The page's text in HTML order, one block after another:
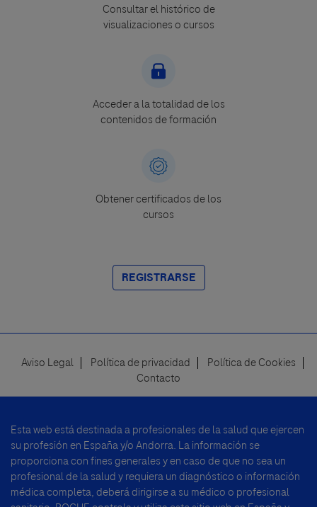
Consultar el histórico de
visualizaciones o cursos
Acceder a la totalidad de los
contenidos de formación
Obtener certificados de los
cursos
REGISTRARSE
Aviso Legal Política de privacidad
Política de Cookies
Contacto
Esta web está destinada a profesionales de la salud que ejercen
su profesión en España y/o Andorra. La información se
proporciona con fines generales y en caso de que no sea un
profesional de la salud y requiera un diagnóstico o información
médica completa, deberá dirigirse a su médico o profesional